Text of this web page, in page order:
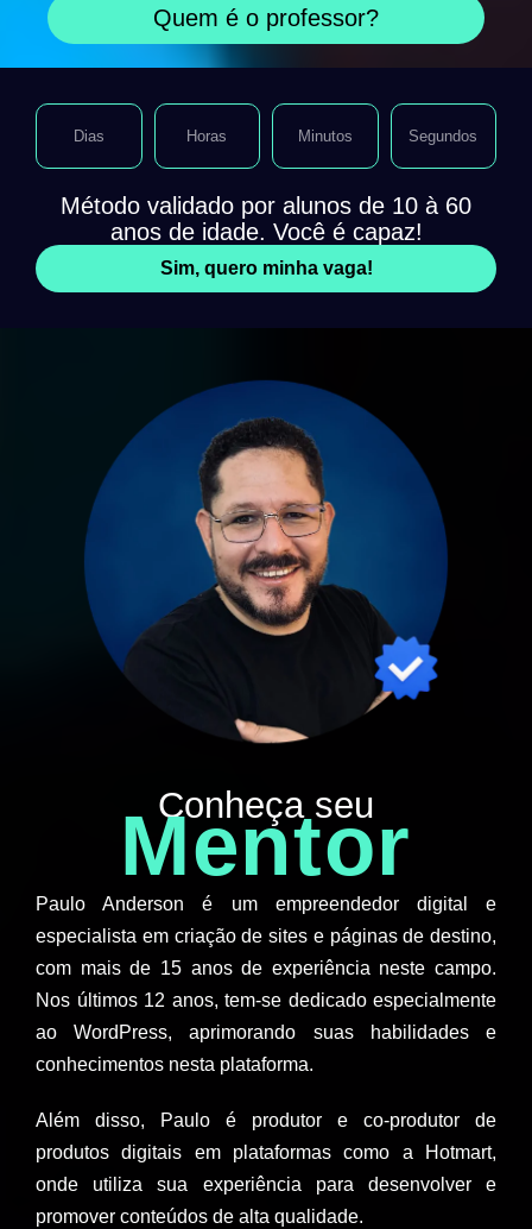
Quem é o professor?
Método validado por alunos de 10 à 60
anos de idade. Você é capaz!
Sim, quero minha vaga!
Dias Horas Minutos Segundos
Conheça seu
Mentor
Paulo Anderson é um empreendedor digital e
especialista em criação de sites e páginas de destino,
com mais de 15 anos de experiência neste campo.
Nos últimos 12 anos, tem-se dedicado especialmente
ao WordPress, aprimorando suas habilidades e
conhecimentos nesta plataforma.
Além disso, Paulo é produtor e co-produtor de
produtos digitais em plataformas como a Hotmart,
onde utiliza sua experiência para desenvolver e
promover conteúdos de alta qualidade.